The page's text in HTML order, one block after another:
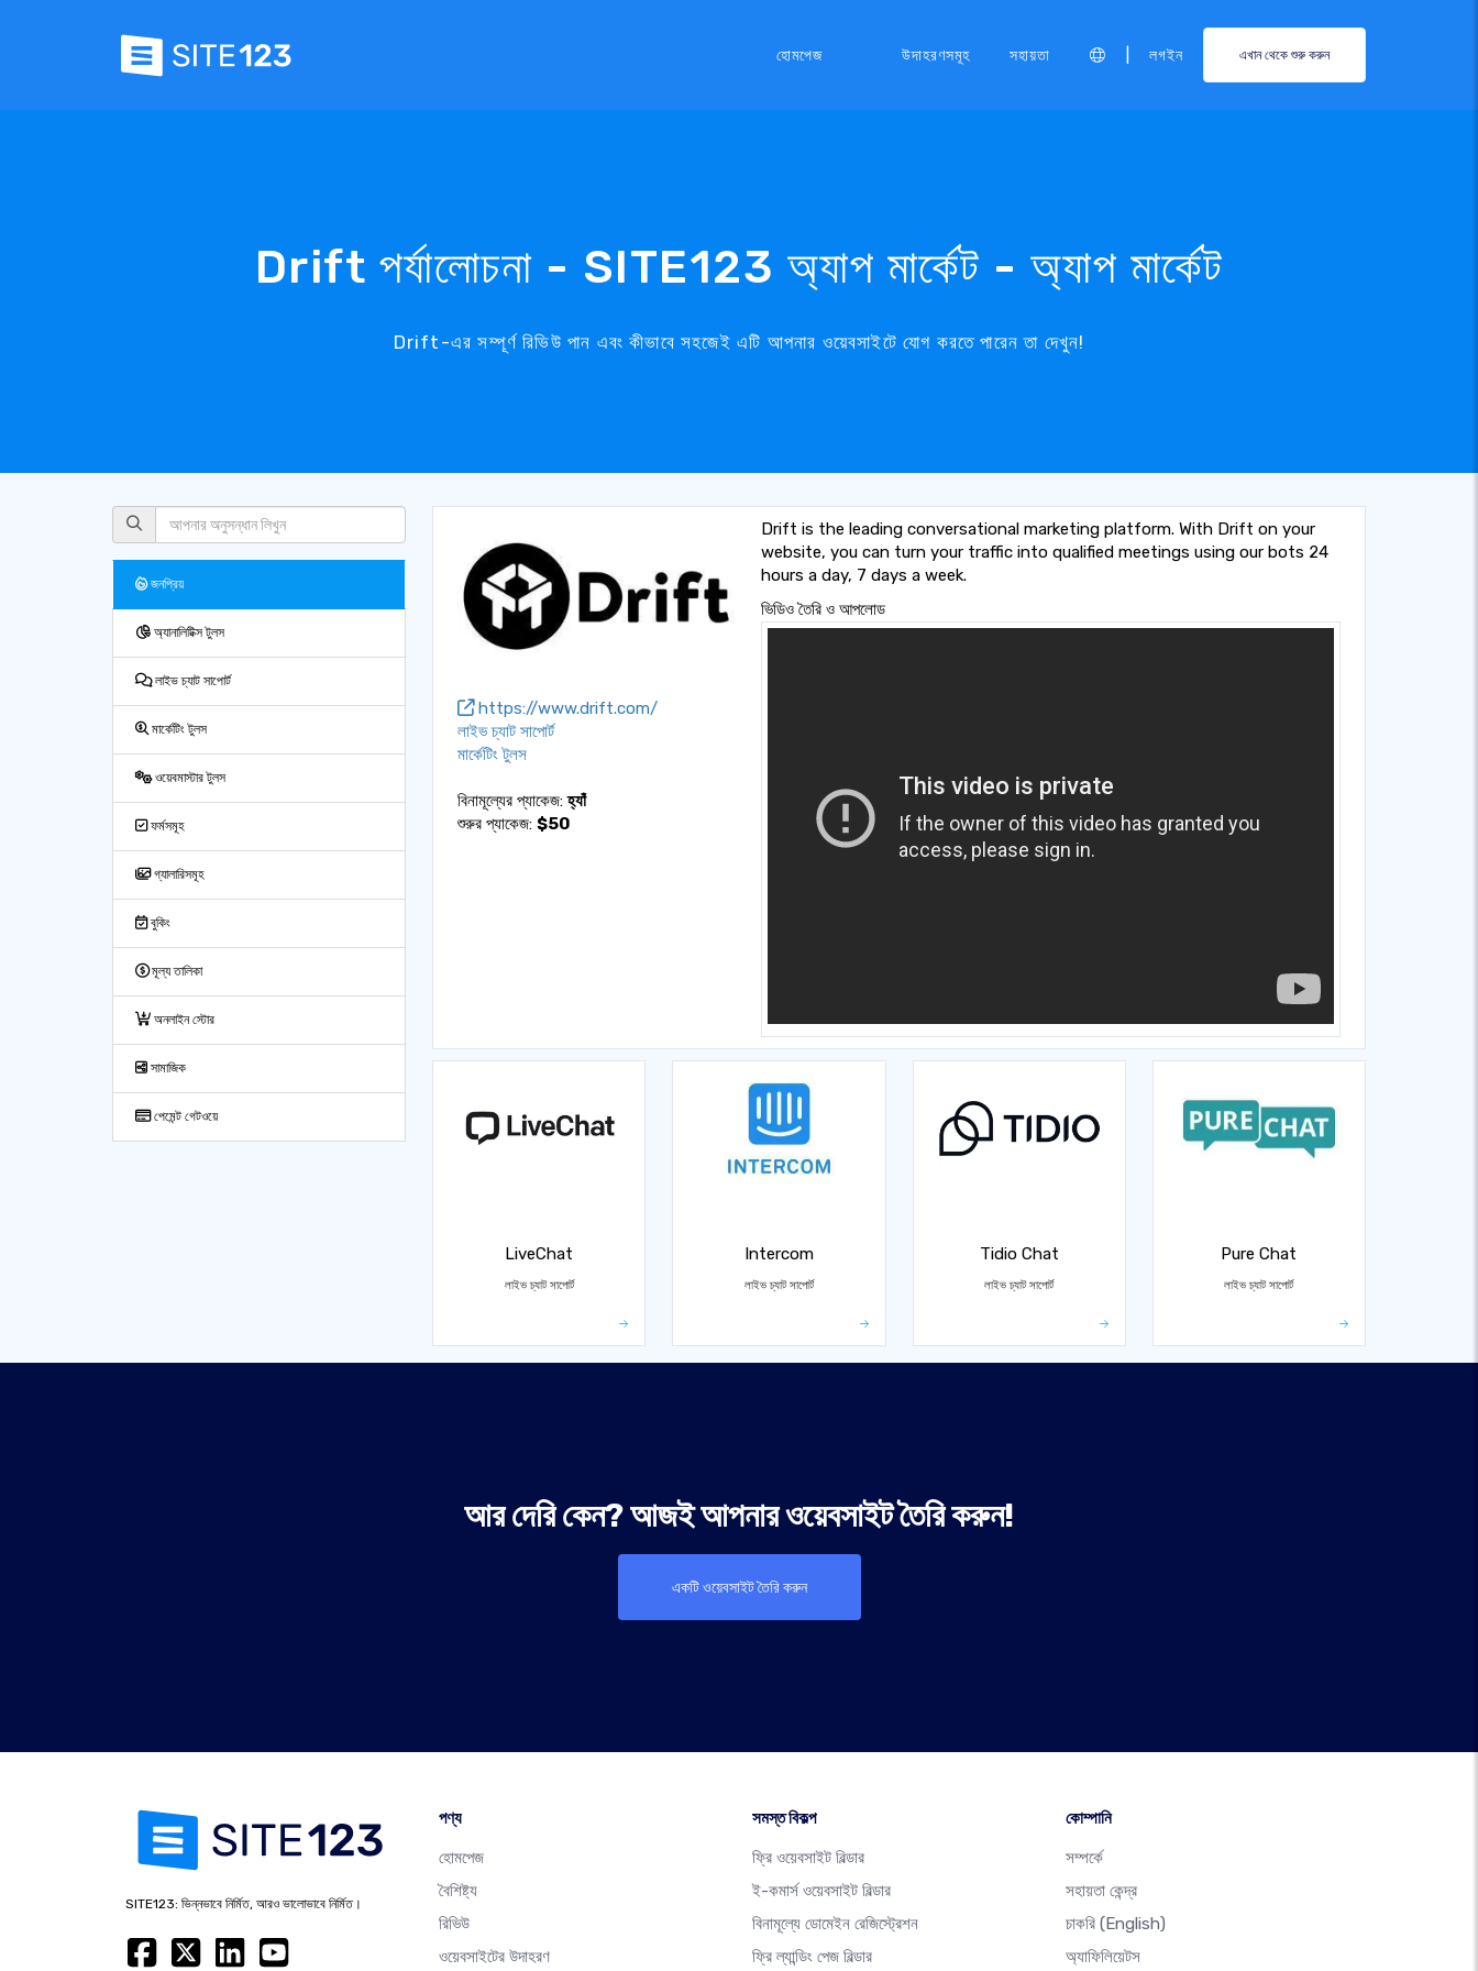
হোমপেজ উদাহরণসমূহ সহায়তা লগইন এখান থেকে শুরু করুন
Drift পর্যালোচনা - SITE123 অ্যাপ মার্কেট - অ্যাপ মার্কেট
Drift-এর সম্পূর্ণ রিভিউ পান এবং কীভাবে সহজেই এটি আপনার ওয়েবসাইটে যোগ করতে পারেন তা দেখুন!
জনপ্রিয়
অ্যানালিটিক্স টুলস
লাইভ চ্যাট সাপোর্ট
মার্কেটিং টুলস
ওয়েবমাস্টার টুলস
ফর্মসমূহ
গ্যালারিসমূহ
বুকিং
মূল্য তালিকা
অনলাইন স্টোর
সামাজিক
পেমেন্ট গেটওয়ে
https://www.drift.com/
লাইভ চ্যাট সাপোর্ট
মার্কেটিং টুলস
বিনামূল্যের প্যাকেজ:হ্যাঁ
শুরুর প্যাকেজ: $50
Drift is the leading conversational marketing platform. With Drift on your
website, you can turn your traffic into qualified meetings using our bots 24
hours a day, 7 days a week.
ভিডিও তৈরি ও আপলোড
LiveChat
লাইভ চ্যাট সাপোর্ট
Intercom
লাইভ চ্যাট সাপোর্ট
Tidio Chat
লাইভ চ্যাট সাপোর্ট
Pure Chat
লাইভ চ্যাট সাপোর্ট
আর দেরি কেন? আজই আপনার ওয়েবসাইট তৈরি করুন!
একটি ওয়েবসাইট তৈরি করুন
SITE123: ভিন্নভাবে নির্মিত, আরও ভালোভাবে নির্মিত।
পণ্য
হোমপেজ
বৈশিষ্ট্য
রিভিউ
ওয়েবসাইটের উদাহরণ
সমস্ত বিকল্প
ফ্রি ওয়েবসাইট বিল্ডার
ই-কমার্স ওয়েবসাইট বিল্ডার
বিনামূল্যে ডোমেইন রেজিস্ট্রেশন
ফ্রি ল্যান্ডিং পেজ বিল্ডার
কোম্পানি
সম্পর্কে
সহায়তা কেন্দ্র
চাকরি (English)
অ্যাফিলিয়েটস